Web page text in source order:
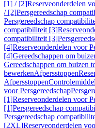
[1] / [2]Reserveonderdelen
/ [2]Persgereedschap
Persgereedschap
compatibiliteit [3]
compatibiliteit [3]
[4]Reserveonderdelen voor
[4]Gereedschappen om
Gereedschappen om buizen
bewerkenAfpersstoppen
Afpersstoppen
voor Persgereedschap
[1]Reserveonderdelen voor
[1]Persgereedschap
Persgereedschap
[2XL]Reserveonderdelen